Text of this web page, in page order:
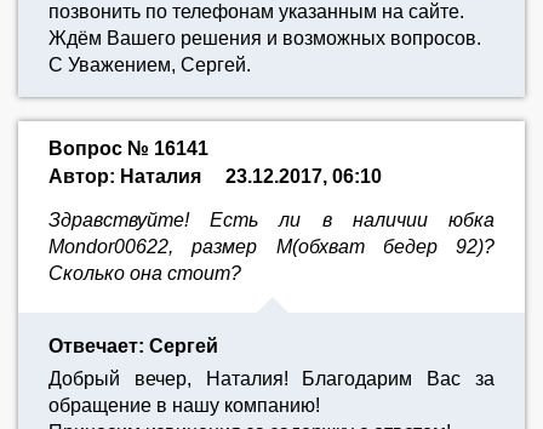
позвонить по телефонам указанным на сайте.
Ждём Вашего решения и возможных вопросов.
С Уважением, Сергей.
Вопрос № 16141
Автор: Наталия
23.12.2017, 06:10
Здравствуйте! Есть ли в наличии юбка
Mondor00622, размер M(обхват бедер 92)?
Сколько она стоит?
Отвечает: Сергей
Добрый вечер, Наталия! Благодарим Вас за
обращение в нашу компанию!